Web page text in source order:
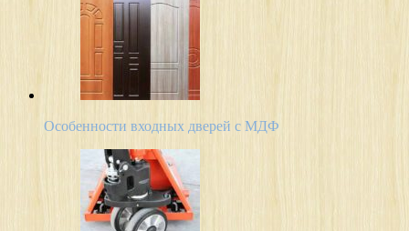
Особенности входных дверей с МДФ